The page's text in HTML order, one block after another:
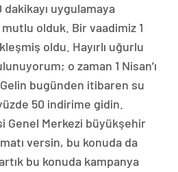
dakikayı uygulamaya
mutlu olduk. Bir vaadimiz 1
oldu. Hayırlı uğurlu
o zaman 1 Nisan’ı
bugünden itibaren su
50 indirime gidin.
Genel Merkezi büyükşehir
versin, bu konuda da
bu konuda kampanya